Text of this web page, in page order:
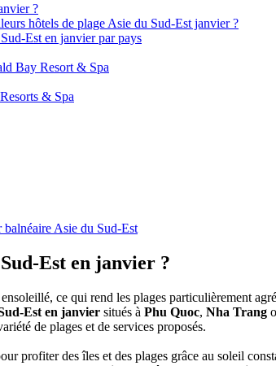
?
hôtels de plage Asie du Sud-Est janvier ?
Est en janvier par pays
Bay Resort & Spa
& Spa
Asie du Sud-Est
Est en janvier ?
ce qui‎ rend les plages particulièrement
Est en janvier situés‎ à Phu Quoc, Nha Trang
de plages‎‎ et de services proposés.
profiter des îles et des plages grâce au‎ soleil